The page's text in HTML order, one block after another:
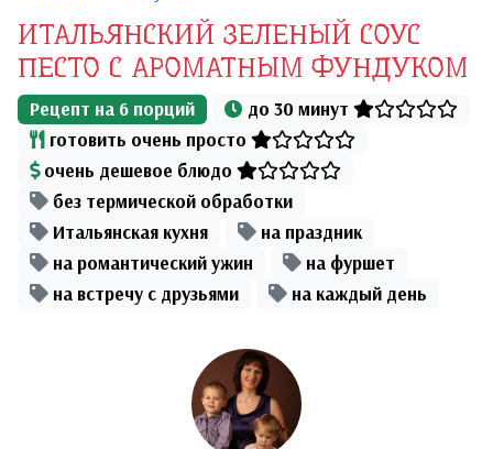
ИТАЛЬЯНСКИЙ ЗЕЛЕНЫЙ СОУС
ПЕСТО С АРОМАТНЫМ ФУНДУКОМ
Рецепт на 6порций
до 30 минут
готовить очень просто
очень дешевое блюдо
без термической обработки
Итальянская кухня
на праздник
на романтический ужин
на фуршет
на встречу с друзьями
на каждый день